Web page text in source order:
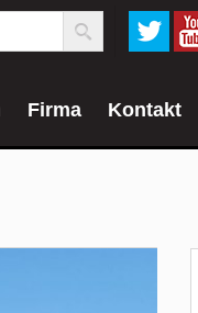
Firma Kontakt